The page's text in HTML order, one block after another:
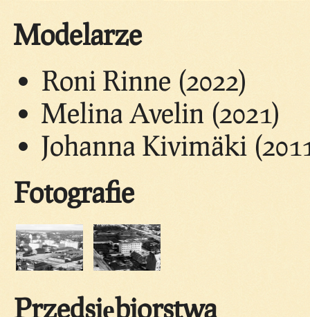
Modelarze
Roni Rinne (2022)
Melina Avelin (2021)
Johanna Kivimäki
Fotografie
Przedsiębiorstwa